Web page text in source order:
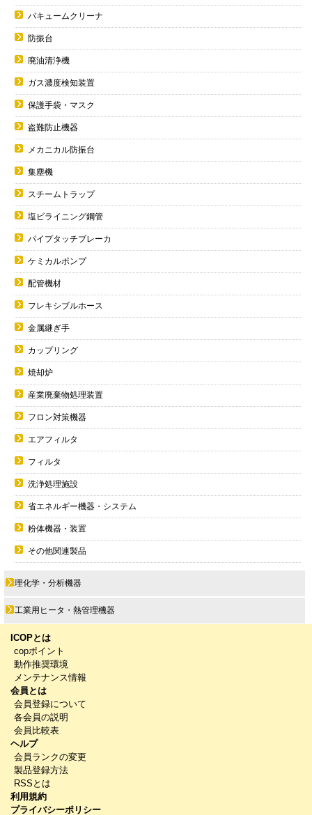
バキュームクリーナ
防振台
廃油清浄機
ガス濃度検知装置
保護手袋・マスク
盗難防止機器
メカニカル防振台
集塵機
スチームトラップ
塩ビライニング鋼管
パイプタッチブレーカ
ケミカルポンプ
配管機材
フレキシブルホース
金属継ぎ手
カップリング
焼却炉
産業廃棄物処理装置
フロン対策機器
エアフィルタ
フィルタ
洗浄処理施設
省エネルギー機器・システム
粉体機器・装置
その他関連製品
理化学・分析機器
工業用ヒータ・熱管理機器
ICOPとは
copポイント
動作推奨環境
メンテナンス情報
会員とは
会員登録について
各会員の説明
会員比較表
ヘルプ
会員ランクの変更
製品登録方法
RSSとは
利用規約
プライバシーポリシー